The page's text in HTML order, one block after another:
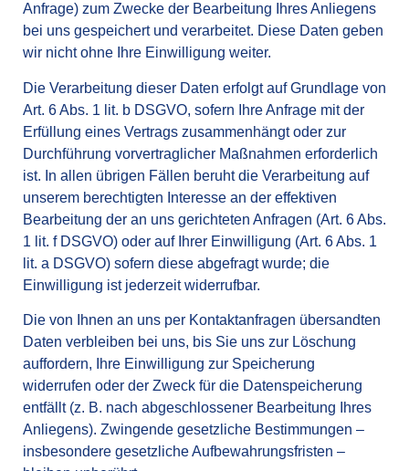
Anfrage) zum Zwecke der Bearbeitung Ihres Anliegens
bei uns gespeichert und verarbeitet. Diese Daten geben
wir nicht ohne Ihre Einwilligung weiter.
Die Verarbeitung dieser Daten erfolgt auf Grundlage von
Art. 6 Abs. 1 lit. b DSGVO, sofern Ihre Anfrage mit der
Erfüllung eines Vertrags zusammenhängt oder zur
Durchführung vorvertraglicher Maßnahmen erforderlich
ist. In allen übrigen Fällen beruht die Verarbeitung auf
unserem berechtigten Interesse an der effektiven
Bearbeitung der an uns gerichteten Anfragen (Art. 6 Abs.
1 lit. f DSGVO) oder auf Ihrer Einwilligung (Art. 6 Abs. 1
lit. a DSGVO) sofern diese abgefragt wurde; die
Einwilligung ist jederzeit widerrufbar.
Die von Ihnen an uns per Kontaktanfragen übersandten
Daten verbleiben bei uns, bis Sie uns zur Löschung
auffordern, Ihre Einwilligung zur Speicherung
widerrufen oder der Zweck für die Datenspeicherung
entfällt (z. B. nach abgeschlossener Bearbeitung Ihres
Anliegens). Zwingende gesetzliche Bestimmungen –
insbesondere gesetzliche Aufbewahrungsfristen –